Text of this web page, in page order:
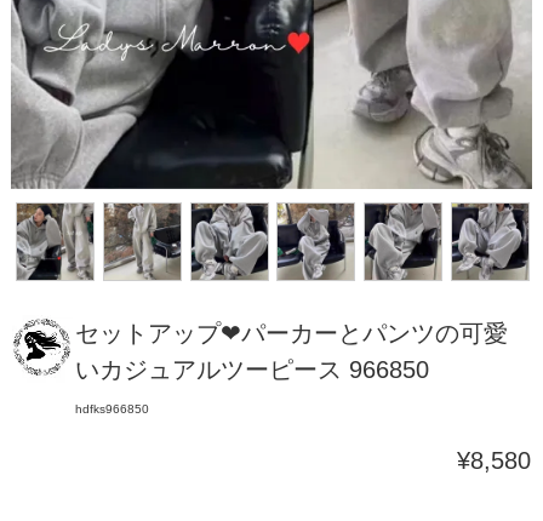
セットアップ❤パーカーとパンツの可愛
いカジュアルツーピース 966850
hdfks966850
¥8,580